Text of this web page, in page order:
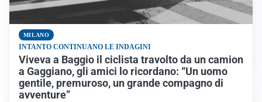
MILANO
INTANTO CONTINUANO LE INDAGINI
Viveva a Baggio il ciclista travolto da un camion
a Gaggiano, gli amici lo ricordano: “Un uomo
gentile, premuroso, un grande compagno di
avventure”